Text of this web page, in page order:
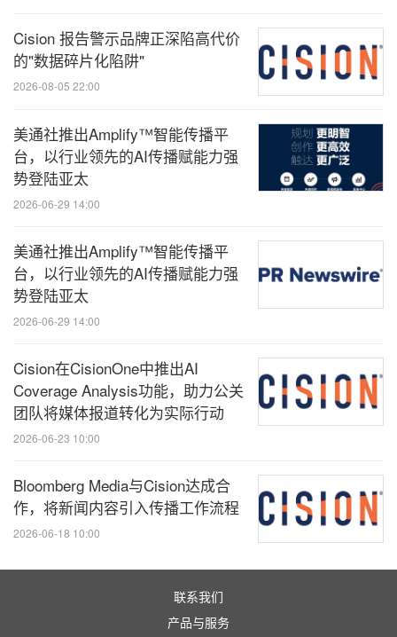
Cision 报告警示品牌正深陷高代价
的"数据碎片化陷阱"
2026-08-05 22:00
美通社推出Amplify™智能传播平
台，以行业领先的AI传播赋能力强
势登陆亚太
2026-06-29 14:00
美通社推出Amplify™智能传播平
台，以行业领先的AI传播赋能力强
势登陆亚太
2026-06-29 14:00
Cision在CisionOne中推出AI
Coverage Analysis功能，助力公关
团队将媒体报道转化为实际行动
2026-06-23 10:00
Bloomberg Media与Cision达成合
作，将新闻内容引入传播工作流程
2026-06-18 10:00
联系我们
产品与服务